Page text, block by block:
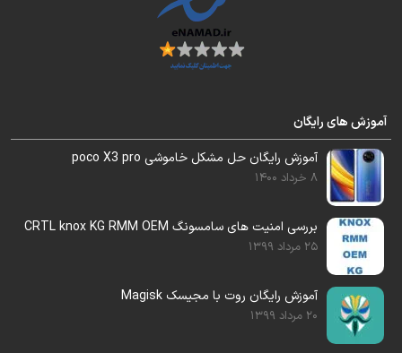
دقت بفرمایید این هزینه برای یک گوشی میباشد.
گوشی را باید توسط تست پوینت زیر به سیستم
وصل کنید.
البته اگر نمیخواهید گوشی باز شود . میتوانید
ازسرویس آنلایناستفاده کنید.
آموزش های رایگان
آموزش رایگان حل مشکل خاموشی poco X3 pro
8 خرداد 1400
بررسی امنیت های سامسونگ CRTL knox KG RMM OEM
25 مرداد 1399
آموزش رایگان روت با مجیسک Magisk
20 مرداد 1399